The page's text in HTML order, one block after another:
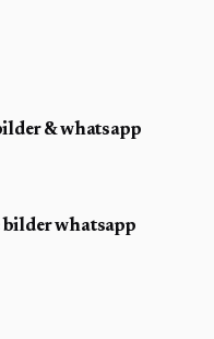
& whatsapp
bilder whatsapp